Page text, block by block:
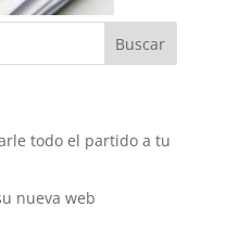
todo el partido a tu
nueva web